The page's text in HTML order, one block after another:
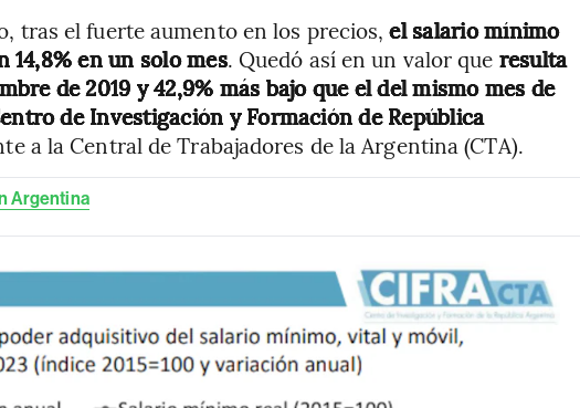
tras el fuerte aumento en los precios,el salario mínimo
14,8% en un solo mes. Quedó así en un valor que resulta
de 2019 y 42,9% más bajo que el del mismo mes de
de Investigación y Formación de República
a la Central de Trabajadores de la Argentina (CTA).
Argentina